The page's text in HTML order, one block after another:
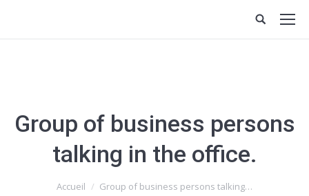
Group of business persons
talking in the office.
Vous êtes ici :
Accueil Group of business persons talking…